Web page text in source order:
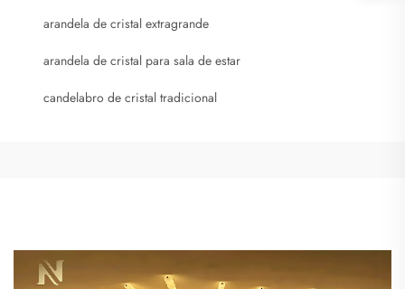
arandela de cristal extragrande
arandela de cristal para sala de estar
candelabro de cristal tradicional